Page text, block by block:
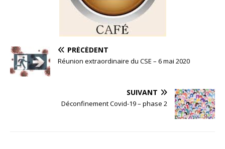
PRÉCÉDENT
Réunion extraordinaire du CSE – 6 mai 2020
SUIVANT
Déconfinement Covid-19 – phase 2